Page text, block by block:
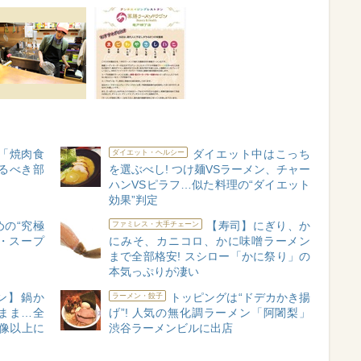
焼肉食
べき部
ダイエット・ヘルシー
ダイエット中はこっち
を選ぶべし! つけ麺VSラーメン、チャー
ハンVSピラフ…似た料理の“ダイエット
効果”判定
の“究極
スープ
ファミレス・大手チェーン
【寿司】にぎり、か
にみそ、カニコロ、かに味噌ラーメン
まで全部格安! スシロー「かに祭り」の
本気っぷりが凄い
】鍋か
ま…全
以上に
ラーメン・餃子
トッピングは“ドデカかき揚
げ”! 人気の無化調ラーメン「阿闍梨」
渋谷ラーメンビルに出店